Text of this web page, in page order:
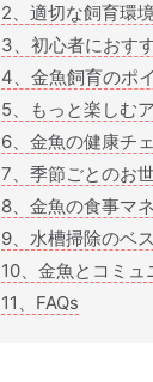
2、適切な飼育環
3、初心者におす
4、金魚飼育のポ
5、もっと楽しむ
6、金魚の健康チ
7、季節ごとのお
8、金魚の食事マ
9、水槽掃除のベ
10、金魚とコミュ
11、FAQs